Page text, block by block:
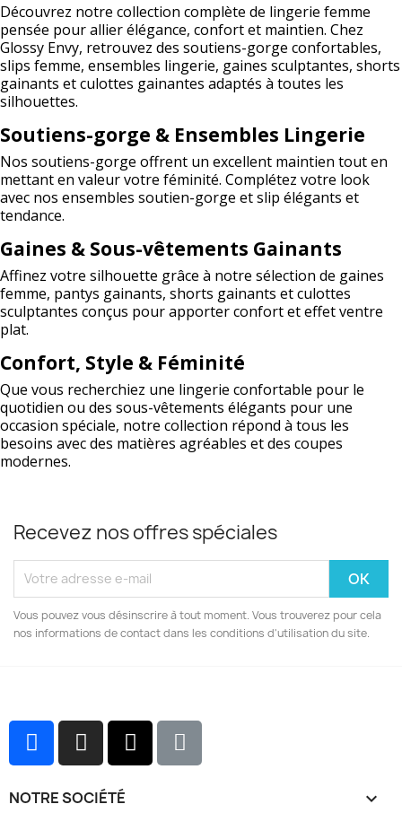
Découvrez notre collection complète de lingerie femme
pensée pour allier élégance, confort et maintien. Chez
Glossy Envy, retrouvez des soutiens-gorge confortables,
slips femme, ensembles lingerie, gaines sculptantes, shorts
gainants et culottes gainantes adaptés à toutes les
silhouettes.
Soutiens-gorge & Ensembles Lingerie
Nos soutiens-gorge offrent un excellent maintien tout en
mettant en valeur votre féminité. Complétez votre look
avec nos ensembles soutien-gorge et slip élégants et
tendance.
Gaines & Sous-vêtements Gainants
Affinez votre silhouette grâce à notre sélection de gaines
femme, pantys gainants, shorts gainants et culottes
sculptantes conçus pour apporter confort et effet ventre
plat.
Confort, Style & Féminité
Que vous recherchiez une lingerie confortable pour le
quotidien ou des sous-vêtements élégants pour une
occasion spéciale, notre collection répond à tous les
besoins avec des matières agréables et des coupes
modernes.
Recevez nos offres spéciales
Vous pouvez vous désinscrire à tout moment. Vous trouverez pour cela
nos informations de contact dans les conditions d'utilisation du site.
NOTRE SOCIÉTÉ 